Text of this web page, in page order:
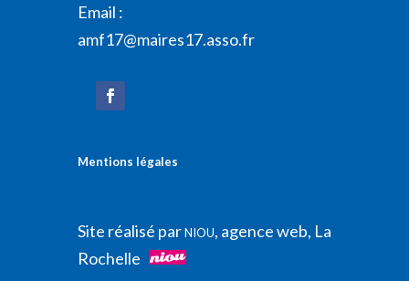
Email :
amf17@maires17.asso.fr
Mentions légales
Site réalisé parNIOU, agence web, La
Rochelle